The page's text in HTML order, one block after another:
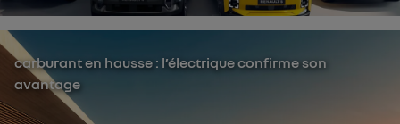
carburant en hausse : l’électrique confirme son
avantage